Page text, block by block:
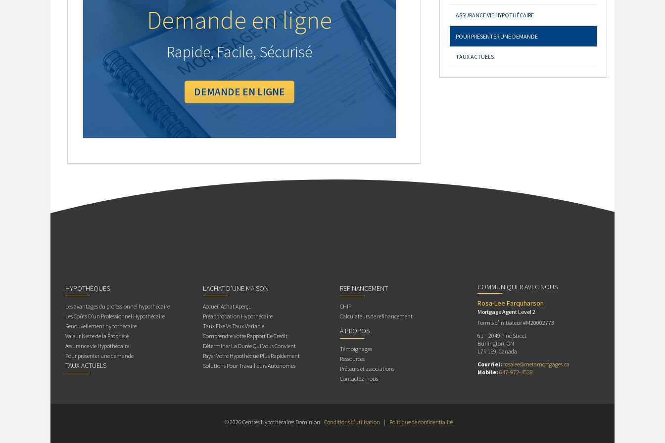
Demande en ligne
Rapide, Facile, Sécurisé
DEMANDE EN LIGNE
ASSURANCE VIE HYPOTHÉCAIRE
POUR PRÉSENTER UNE DEMANDE
TAUX ACTUELS
HYPOTHÈQUES
Les avantages du professionnel hypothécaire
Les Coûts D’un Professionnel Hypothécaire
Renouvellement hypothécaire
Valeur Nette de la Propriété
Assurance vie Hypothécaire
Pour présenter une demande
TAUX ACTUELS
L’ACHAT D’UNE MAISON
Accueil Achat Aperçu
Préapprobation Hypothécaire
Taux Fixe Vs Taux Variable
Comprendre Votre Rapport De Crédit
Déterminer La Durée Qui Vous Convient
Payer Votre Hypothèque Plus Rapidement
Solutions Pour Travailleurs Autonomes
REFINANCEMENT
CHIP
Calculateurs de refinancement
À PROPOS
Témoignages
Ressources
Prêteurs et associations
Contactez-nous
COMMUNIQUER AVEC NOUS
Rosa-Lee Farquharson
Mortgage Agent Level 2
Permis d’initiateur #M20002773
61 – 2049 Pine Street
Burlington, ON
L7R 1E9, Canada
Courriel: rosalee@metamortgages.ca
Mobile: 647-972-4538
© 2026 Centres Hypothécaires Dominion Conditions d’utilisation | Politique de confidentialité